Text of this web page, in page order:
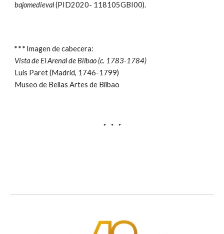
bajomedieval(PID2020- 118105GBI00).
** * Imagen de cabecera:
Vista de El Arenal de Bilbao (c. 1783-1784)
Luis Paret (Madrid, 1746-1799)
Museo de Bellas Artes de Bilbao
* * *